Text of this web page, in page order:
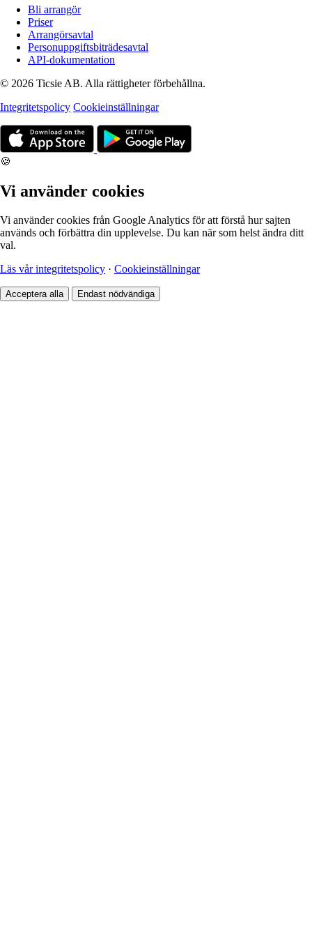
Bli arrangör
Priser
Arrangörsavtal
Personuppgiftsbiträdesavtal
API-dokumentation
© 2026 Ticsie AB. Alla rättigheter förbehållna.
Integritetspolicy Cookieinställningar
🍪
Vi använder cookies
Vi använder cookies från Google Analytics för att förstå hur sajten
används och förbättra din upplevelse. Du kan när som helst ändra ditt
val.
Läs vår integritetspolicy · Cookieinställningar
Acceptera alla Endast nödvändiga